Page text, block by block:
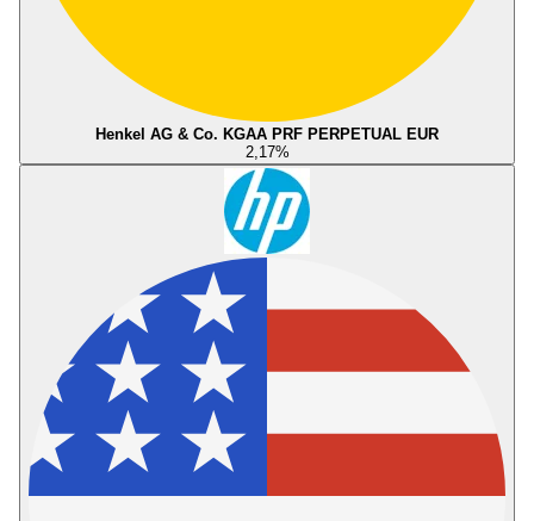
Henkel AG & Co. KGAA PRF PERPETUAL EUR
2,17%